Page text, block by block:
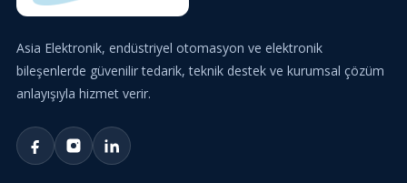
Asia Elektronik, endüstriyel otomasyon ve elektronik
bileşenlerde güvenilir tedarik, teknik destek ve kurumsal çözüm
anlayışıyla hizmet verir.